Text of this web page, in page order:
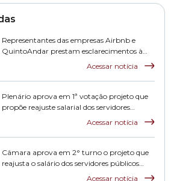
Representantes das empresas Airbnb e
QuintoAndar prestam esclarecimentos à
Acessar notícia
Plenário aprova em 1ª votação projeto que
propõe reajuste salarial dos servidores
Acessar notícia
Câmara aprova em 2° turno o projeto que
reajusta o salário dos servidores públicos
Acessar notícia